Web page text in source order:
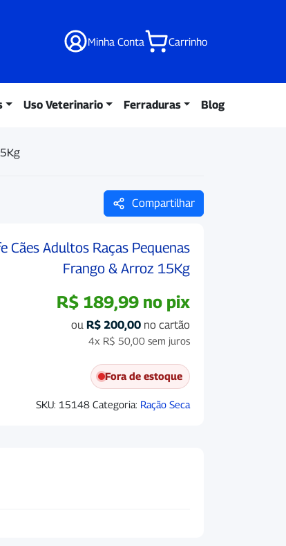
Minha Conta Carrinho
Uso Veterinario Ferraduras Blog
Compartilhar
Cães Adultos Raças Pequenas
Frango & Arroz 15Kg
R$ 189,99 no pix
ou R$ 200,00 no cartão
4x R$ 50,00 sem juros
Fora de estoque
SKU: 15148 Categoria: Ração Seca